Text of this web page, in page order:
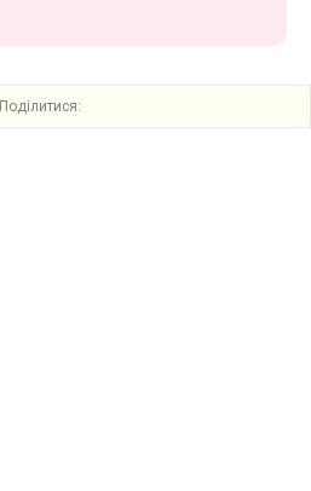
Поділитися: